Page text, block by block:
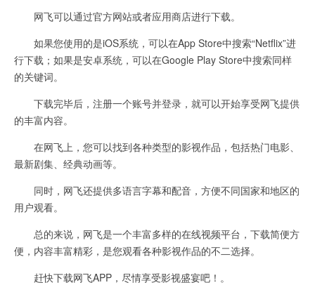
网飞可以通过官方网站或者应用商店进行下载。
如果您使用的是iOS系统，可以在App Store中搜索“Netflix”进
行下载；如果是安卓系统，可以在Google Play Store中搜索同样
的关键词。
下载完毕后，注册一个账号并登录，就可以开始享受网飞提供
的丰富内容。
在网飞上，您可以找到各种类型的影视作品，包括热门电影、
最新剧集、经典动画等。
同时，网飞还提供多语言字幕和配音，方便不同国家和地区的
用户观看。
总的来说，网飞是一个丰富多样的在线视频平台，下载简便方
便，内容丰富精彩，是您观看各种影视作品的不二选择。
赶快下载网飞APP，尽情享受影视盛宴吧！。